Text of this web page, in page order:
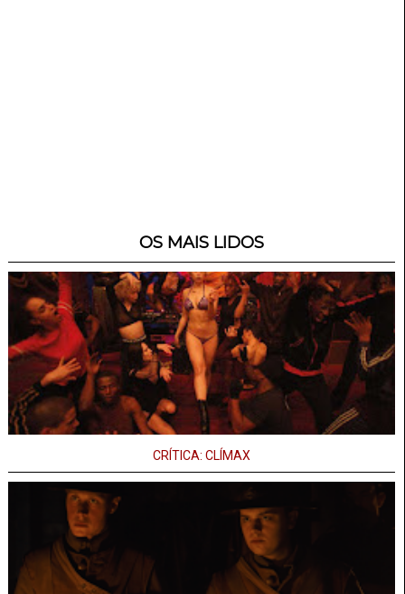
OS MAIS LIDOS
CRÍTICA: CLÍMAX